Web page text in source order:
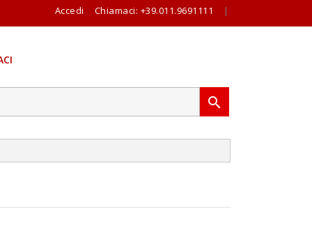
Accedi Chiamaci: +39.011.9691111 |
